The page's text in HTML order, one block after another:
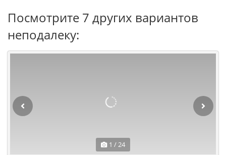
Посмотрите 7 других вариантов
неподалеку:
1 / 24